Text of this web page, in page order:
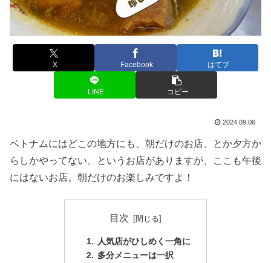
X Facebook はてブ
LINE コピー
2024.09.06
ベトナムにはどこの地方にも、朝だけのお店、とか夕方か
らしかやってない、というお店がありますが、ここも午後
にはないお店。朝だけのお楽しみですよ！
目次
人気店がひしめく一角に
多分メニューは一択